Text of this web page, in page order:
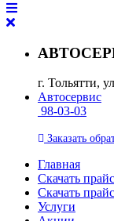
г. Тольятти,
Автосервис
98-03-03
Заказать
Главная
Скачать
Скачать
Услуги